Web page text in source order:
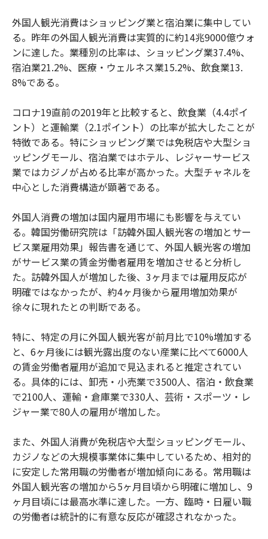
外国人観光消費はショッピング業と宿泊業に集中してい
る。昨年の外国人観光消費は実質的に約14兆9000億ウォ
ンに達した。業種別の比率は、ショッピング業37.4%、
宿泊業21.2%、医療・ウェルネス業15.2%、飲食業13.
8%である。
コロナ19直前の2019年と比較すると、飲食業（4.4ポイ
ント）と運輸業（2.1ポイント）の比率が拡大したことが
特徴である。特にショッピング業では免税店や大型ショ
ッピングモール、宿泊業ではホテル、レジャーサービス
業ではカジノが占める比率が高かった。大型チャネルを
中心とした消費構造が顕著である。
外国人消費の増加は国内雇用市場にも影響を与えてい
る。韓国労働研究院は「訪韓外国人観光客の増加とサー
ビス業雇用効果」報告書を通じて、外国人観光客の増加
がサービス業の賃金労働者雇用を増加させると分析し
た。訪韓外国人が増加した後、3ヶ月までは雇用反応が
明確ではなかったが、約4ヶ月後から雇用増加効果が
徐々に現れたとの判断である。
特に、特定の月に外国人観光客が前月比で10%増加する
と、6ヶ月後には観光露出度のない産業に比べて6000人
の賃金労働者雇用が追加で見込まれると推定されてい
る。具体的には、卸売・小売業で3500人、宿泊・飲食業
で2100人、運輸・倉庫業で330人、芸術・スポーツ・レ
ジャー業で80人の雇用が増加した。
また、外国人消費が免税店や大型ショッピングモール、
カジノなどの大規模事業体に集中しているため、相対的
に安定した常用職の労働者が増加傾向にある。常用職は
外国人観光客の増加から5ヶ月目頃から明確に増加し、9
ヶ月目頃には最高水準に達した。一方、臨時・日雇い職
の労働者は統計的に有意な反応が確認されなかった。